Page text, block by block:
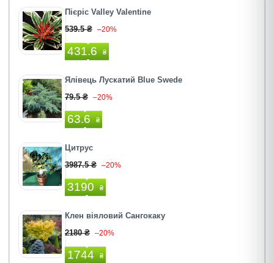
Пієріс Valley Valentine
539.5 ₴ –20%
431.6 ₴
Ялівець Лускатий Blue Swedе
79.5 ₴ –20%
63.6 ₴
Цитрус
3987.5 ₴ –20%
3190 ₴
Клен віяловий Сангокаку
2180 ₴ –20%
1744 ₴